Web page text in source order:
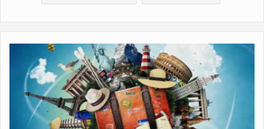
Yurtdışında
Seyahat
Etmenin
Sırları